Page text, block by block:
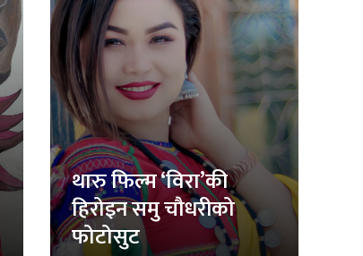
थारु फिल्म ‘विरा’की
हिरोइन समु चौधरीको
फोटोसुट